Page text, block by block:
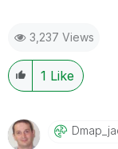
3,237 Views
1 Like